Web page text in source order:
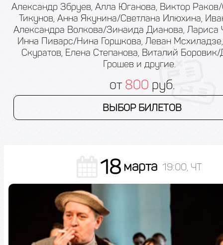
Александр Збруев, Алла Юганова, Виктор
Тикунов, Анна Якунина/Светлана Илюхина,
Александра Волкова/Зинаида Дианова, Лариса
Инна Пиварс/Нина Горшкова, Леван
Скуратов, Елена Степанова, Виталий
Грошев и другие.
от 800 руб.
ВЫБОР БИЛЕТОВ
18марта 19:00, ЧТ